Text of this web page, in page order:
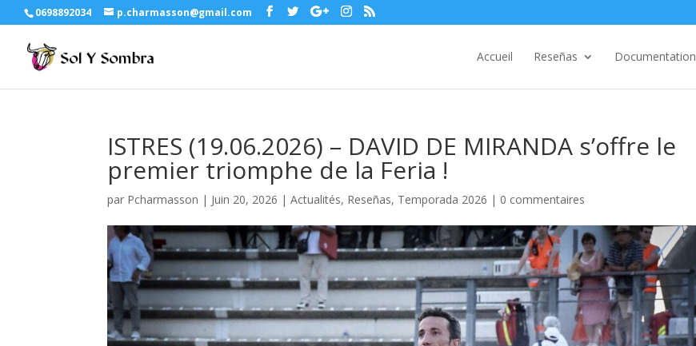
0698892034 p.charmasson@gmail.com
Accueil Reseñas Documentation
ISTRES (19.06.2026) – DAVID DE MIRANDA s’offre le
premier triomphe de la Feria !
par Pcharmasson | Juin 20, 2026 |Actualités, Reseñas, Temporada 2026 | 0 commentaires